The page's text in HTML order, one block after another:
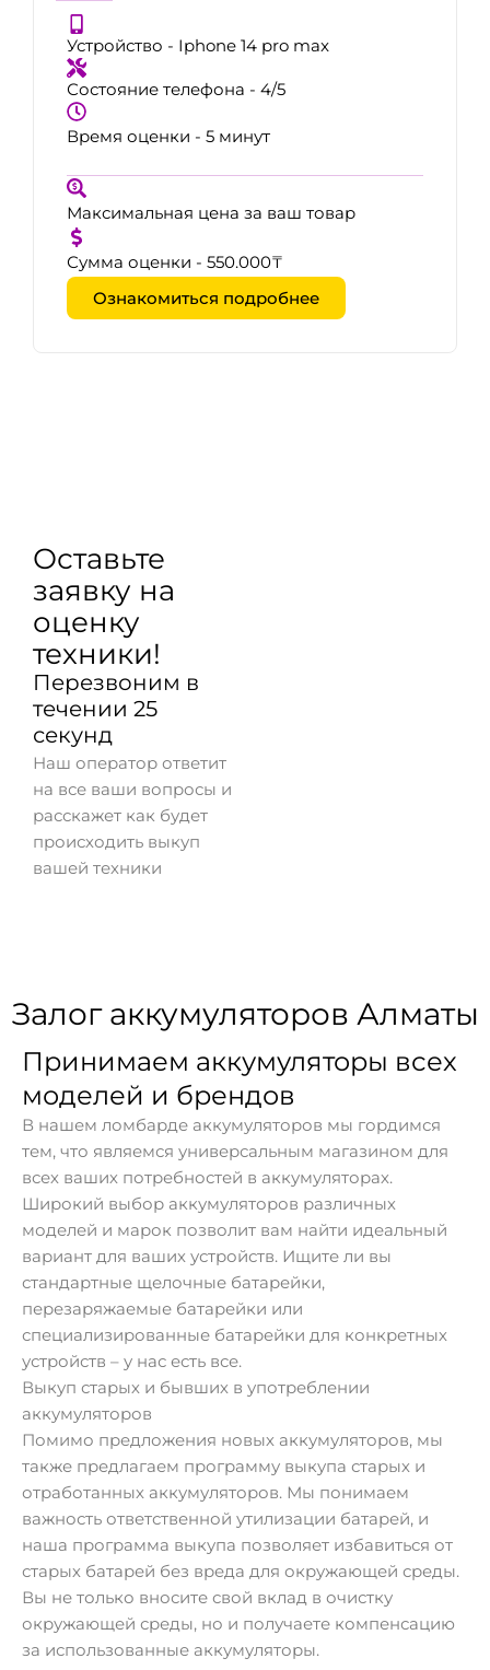
Устройство - Iphone 14 pro max
Состояние телефона - 4/5
Время оценки - 5 минут
Максимальная цена за ваш товар
Сумма оценки - 550.000₸
Ознакомиться подробнее
Оставьте
заявку на
оценку
техники!
Перезвоним в
течении 25
секунд
Наш оператор ответит
на все ваши вопросы и
расскажет как будет
происходить выкуп
вашей техники
Залог аккумуляторов Алматы
Принимаем аккумуляторы всех
моделей и брендов
В нашем ломбарде аккумуляторов мы гордимся
тем, что являемся универсальным магазином для
всех ваших потребностей в аккумуляторах.
Широкий выбор аккумуляторов различных
моделей и марок позволит вам найти идеальный
вариант для ваших устройств. Ищите ли вы
стандартные щелочные батарейки,
перезаряжаемые батарейки или
специализированные батарейки для конкретных
устройств – у нас есть все.
Выкуп старых и бывших в употреблении
аккумуляторов
Помимо предложения новых аккумуляторов, мы
также предлагаем программу выкупа старых и
отработанных аккумуляторов. Мы понимаем
важность ответственной утилизации батарей, и
наша программа выкупа позволяет избавиться от
старых батарей без вреда для окружающей среды.
Вы не только вносите свой вклад в очистку
окружающей среды, но и получаете компенсацию
за использованные аккумуляторы.